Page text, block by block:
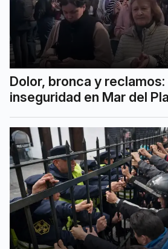
Dolor, bronca y
inseguridad en Mar del